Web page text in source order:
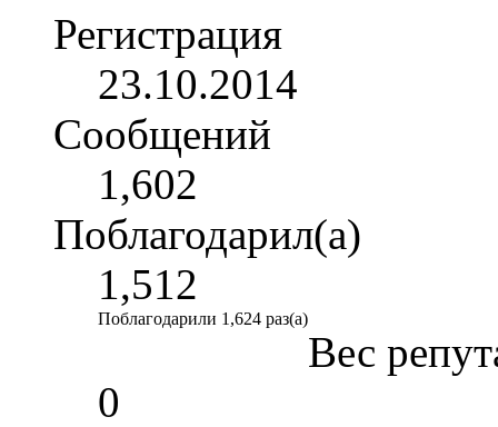
Регистрация
23.10.2014
Сообщений
1,602
Поблагодарил(а)
1,512
Поблагодарили 1,624 раз(а)
Вес
0